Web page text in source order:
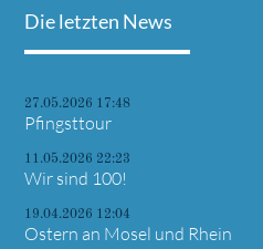
Die letzten News
27.05.2026 17:48
Pfingsttour
11.05.2026 22:23
Wir sind 100!
19.04.2026 12:04
Ostern an Mosel und Rhein